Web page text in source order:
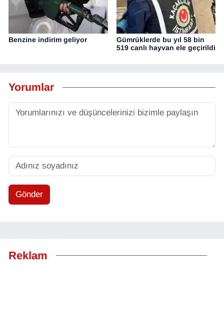
Benzine indirim geliyor
Gümrüklerde bu yıl 58 bin
519 canlı hayvan ele geçirildi
Yorumlar
Gönder
Reklam